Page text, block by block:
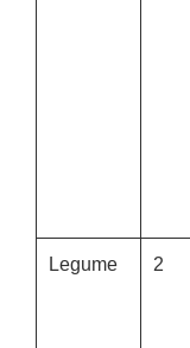
Legume 2